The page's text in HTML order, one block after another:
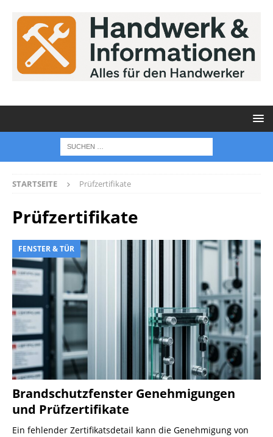
STARTSEITE Prüfzertifikate
Prüfzertifikate
FENSTER & TÜR
Brandschutzfenster Genehmigungen
und Prüfzertifikate
Ein fehlender Zertifikatsdetail kann die Genehmigung von